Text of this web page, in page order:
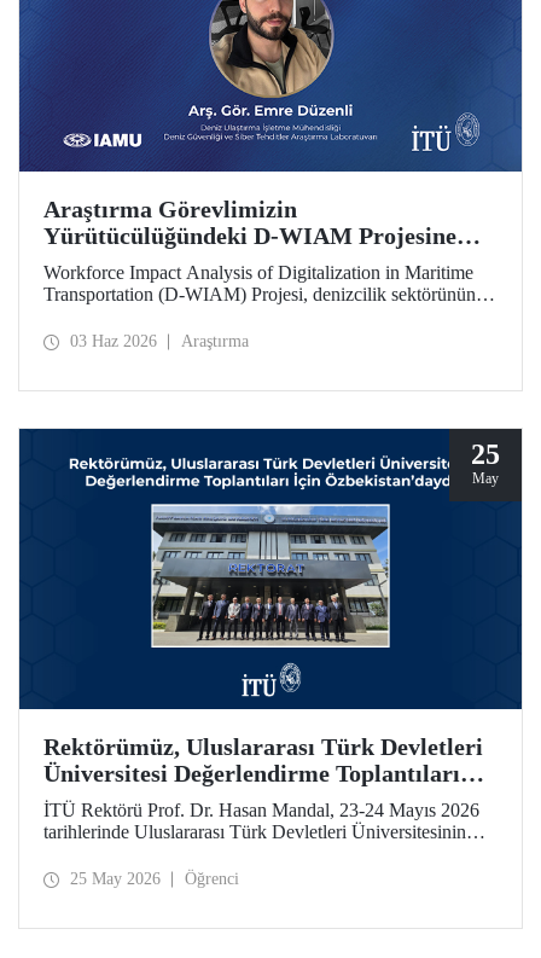
Araştırma Görevlimizin
Yürütücülüğündeki D-WIAM Projesine
IAMU Desteği
Workforce Impact Analysis of Digitalization in Maritime
Transportation (D-WIAM) Projesi, denizcilik sektörünün
Uluslararası Denizcilik Üniversiteleri Birliği (IAMU)
araştırmacısı Emre Düzenli yürütecek.
03 Haz 2026 Araştırma
25
May
Rektörümüz, Uluslararası Türk Devletleri
Üniversitesi Değerlendirme Toplantıları
İçin Özbekistan’daydı
İTÜ Rektörü Prof. Dr. Hasan Mandal, 23-24 Mayıs 2026
tarihlerinde Uluslararası Türk Devletleri Üniversitesinin
25 May 2026 Öğrenci